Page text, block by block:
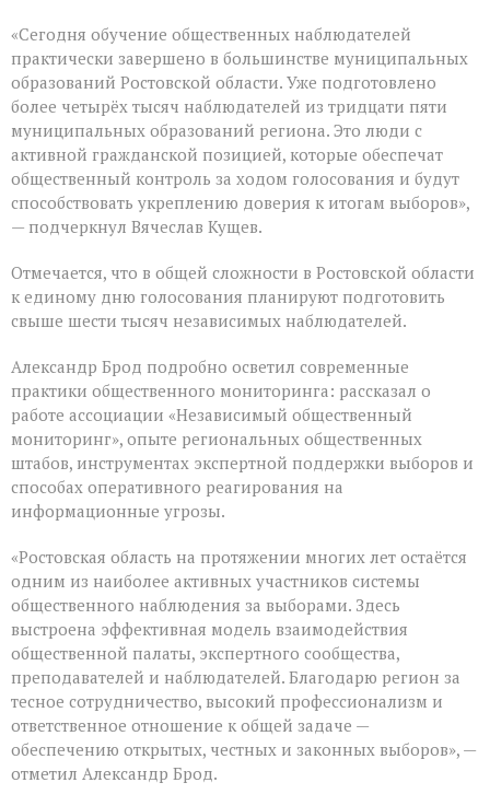
«Сегодня обучение общественных наблюдателей
практически завершено в большинстве муниципальных
образований Ростовской области. Уже подготовлено
более четырёх тысяч наблюдателей из тридцати пяти
муниципальных образований региона. Это люди с
активной гражданской позицией, которые обеспечат
общественный контроль за ходом голосования и будут
способствовать укреплению доверия к итогам выборов»,
— подчеркнул Вячеслав Кущев.
Отмечается, что в общей сложности в Ростовской области
к единому дню голосования планируют подготовить
свыше шести тысяч независимых наблюдателей.
Александр Брод подробно осветил современные
практики общественного мониторинга: рассказал о
работе ассоциации «Независимый общественный
мониторинг», опыте региональных общественных
штабов, инструментах экспертной поддержки выборов и
способах оперативного реагирования на
информационные угрозы.
«Ростовская область на протяжении многих лет остаётся
одним из наиболее активных участников системы
общественного наблюдения за выборами. Здесь
выстроена эффективная модель взаимодействия
общественной палаты, экспертного сообщества,
преподавателей и наблюдателей. Благодарю регион за
тесное сотрудничество, высокий профессионализм и
ответственное отношение к общей задаче —
обеспечению открытых, честных и законных выборов», —
отметил Александр Брод.